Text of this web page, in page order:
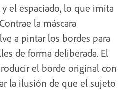
el espaciado, lo que imita
la máscara
a pintar los bordes para
de forma deliberada. El
el borde original con
la ilusión de que el sujeto